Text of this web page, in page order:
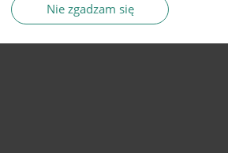
Nie zgadzam się